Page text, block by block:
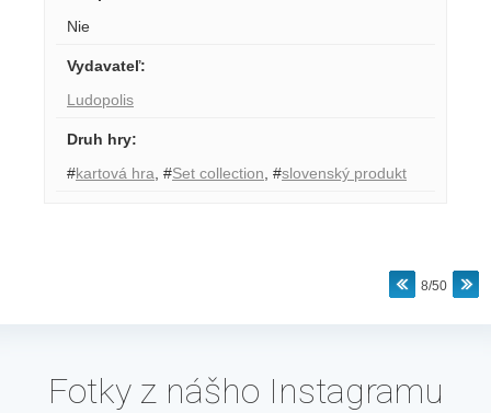
Nie
Vydavateľ:
Ludopolis
Druh hry:
#kartová hra #Set collection #slovenský produkt
8/50
Fotky z nášho Instagramu